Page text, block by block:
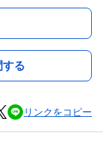
る
リンクをコピー